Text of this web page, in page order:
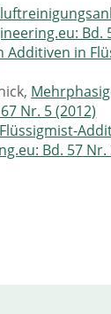
Bd.
Additiven in
Nr. 5 (2012)
Bd. 57 Nr.